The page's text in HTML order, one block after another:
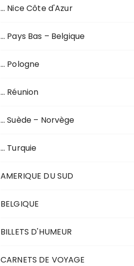
… Nice Côte d'Azur
… Pays Bas – Belgique
… Pologne
… Réunion
… Suède – Norvège
… Turquie
AMERIQUE DU SUD
BELGIQUE
BILLETS D'HUMEUR
CARNETS DE VOYAGE